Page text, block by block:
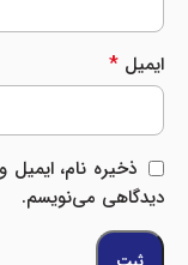
ایمیل *
ذخیره نام،
دیدگاهی می‌نویسم.